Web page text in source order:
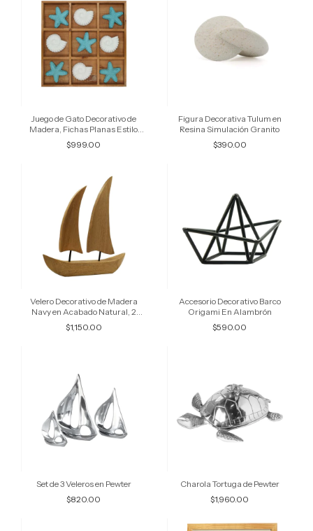
Juego de Gato Decorativo de
Madera, Fichas Planas Estilo
Nautico
$999.00
Figura Decorativa Tulum en
Resina Simulación Granito
$390.00
Velero Decorativo de Madera
Navy en Acabado Natural, 2
Tamaños disponibles
$1,150.00
Accesorio Decorativo Barco
Origami En Alambrón
$590.00
Set de 3 Veleros en Pewter
$820.00
Charola Tortuga de Pewter
$1,960.00